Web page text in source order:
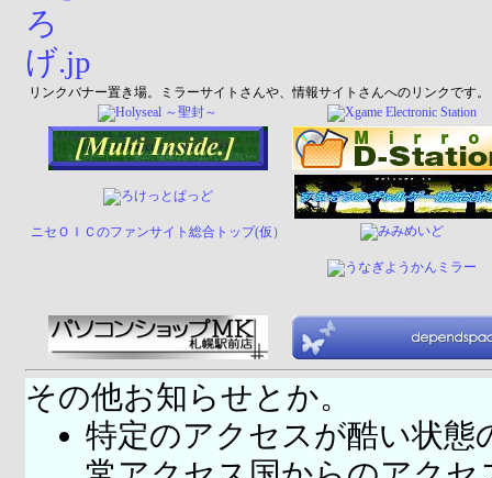
リンクバナー置き場。ミラーサイトさんや、情報サイトさんへのリンクです。
ニセＯＩＣのファンサイト総合トップ(仮）
その他お知らせとか。
特定のアクセスが酷い状態